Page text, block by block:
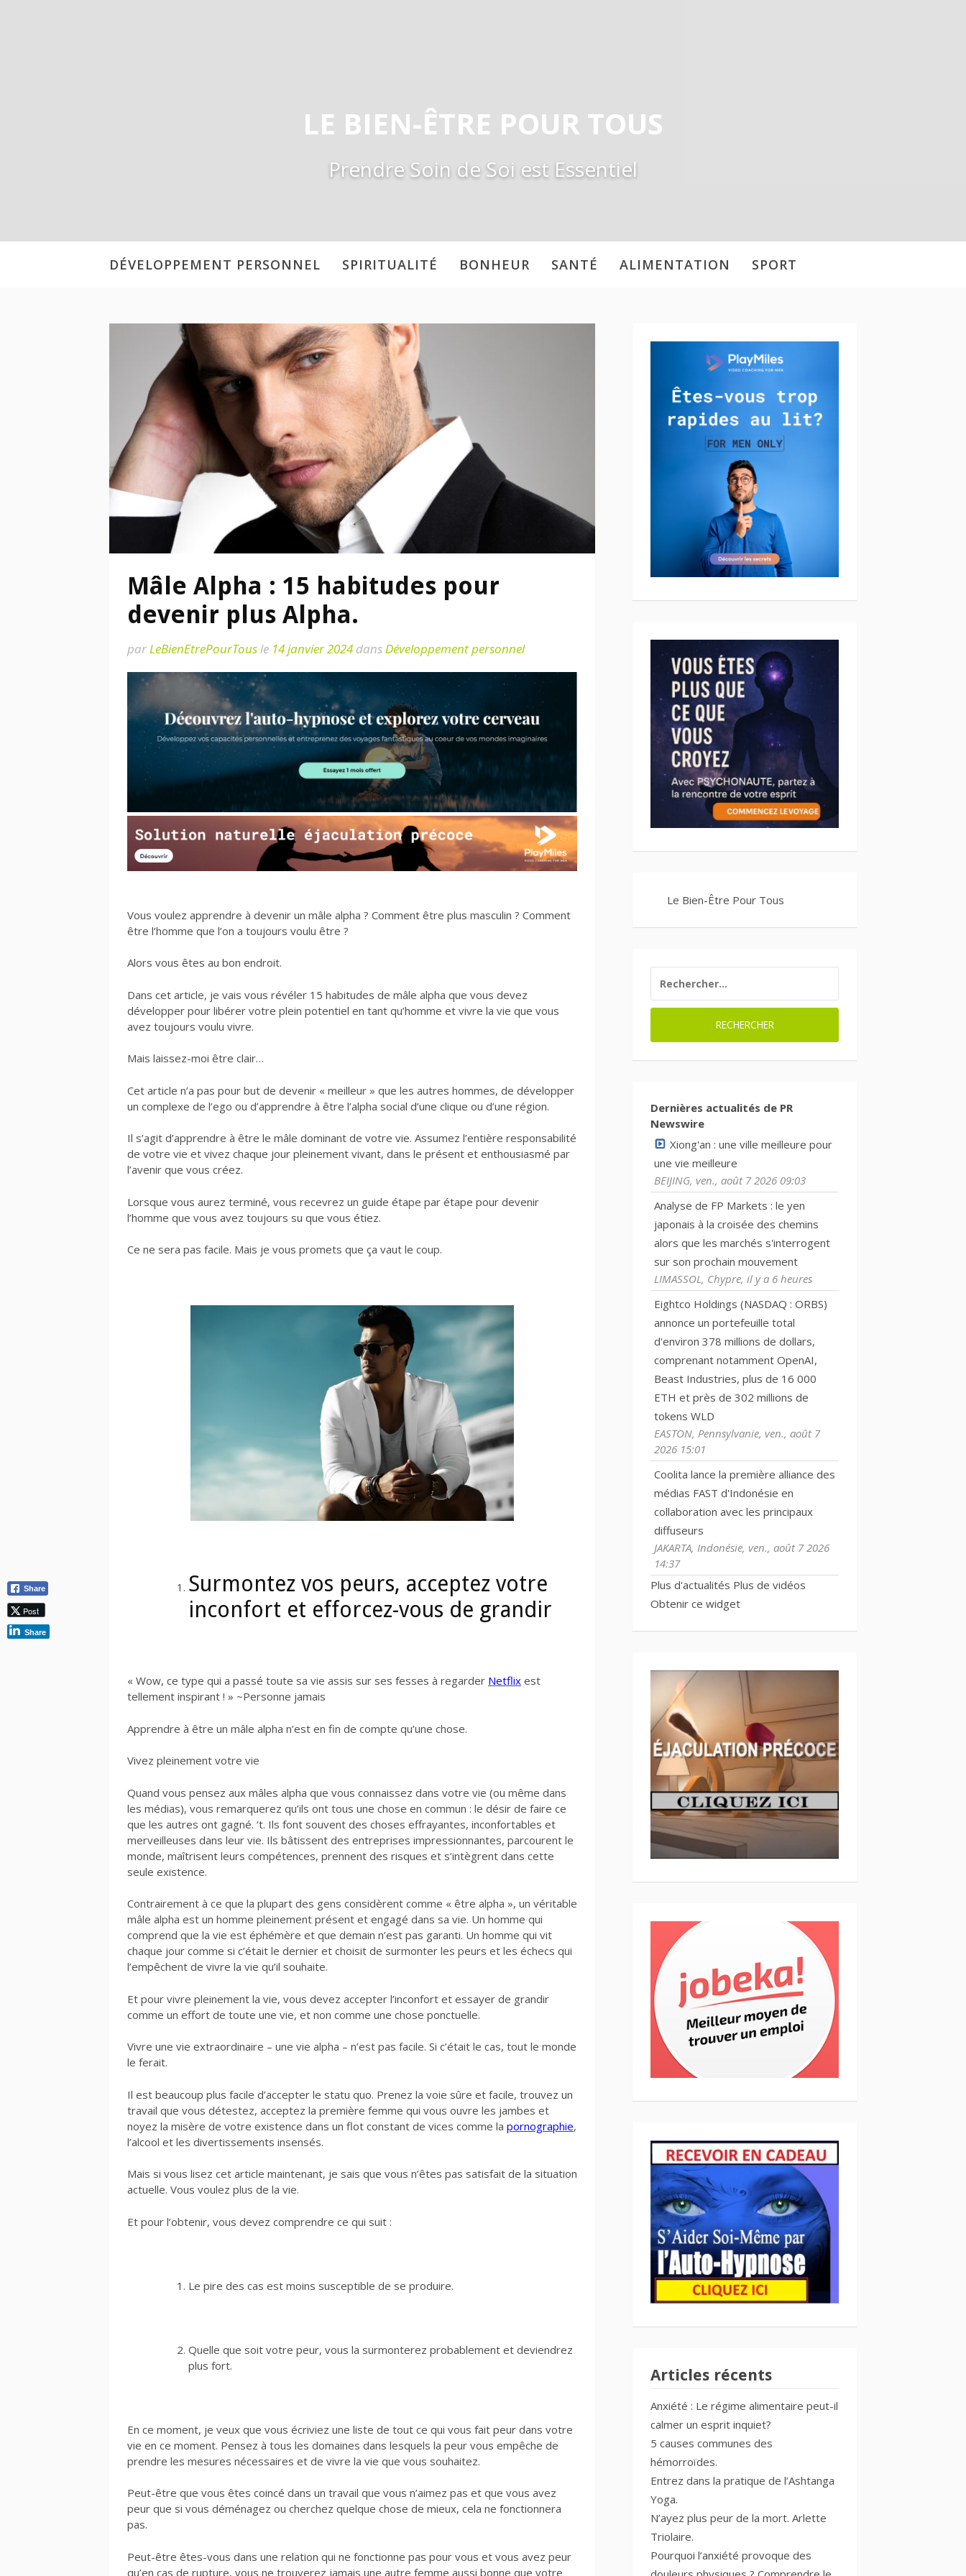
LE BIEN-ÊTRE POUR TOUS
Prendre Soin de Soi est Essentiel
DÉVELOPPEMENT PERSONNEL SPIRITUALITÉ BONHEUR SANTÉ ALIMENTATION SPORT
Mâle Alpha : 15 habitudes pour
devenir plus Alpha.
parLeBienEtrePourTousle 14 janvier 2024 dansDéveloppement personnel
Vous voulez apprendre à devenir un mâle alpha ? Comment être plus masculin ? Comment
être l’homme que l’on a toujours voulu être ?
Alors vous êtes au bon endroit.
Dans cet article, je vais vous révéler 15 habitudes de mâle alpha que vous devez
développer pour libérer votre plein potentiel en tant qu’homme et vivre la vie que vous
avez toujours voulu vivre.
Mais laissez-moi être clair…
Cet article n’a pas pour but de devenir « meilleur » que les autres hommes, de développer
un complexe de l’ego ou d’apprendre à être l’alpha social d’une clique ou d’une région.
Il s’agit d’apprendre à être le mâle dominant de votre vie. Assumez l’entière responsabilité
de votre vie et vivez chaque jour pleinement vivant, dans le présent et enthousiasmé par
l’avenir que vous créez.
Lorsque vous aurez terminé, vous recevrez un guide étape par étape pour devenir
l’homme que vous avez toujours su que vous étiez.
Ce ne sera pas facile. Mais je vous promets que ça vaut le coup.
Surmontez vos peurs, acceptez votre
inconfort et efforcez-vous de grandir
« Wow, ce type qui a passé toute sa vie assis sur ses fesses à regarder Netflix est
tellement inspirant ! » ~Personne jamais
Apprendre à être un mâle alpha n’est en fin de compte qu’une chose.
Vivez pleinement votre vie
Quand vous pensez aux mâles alpha que vous connaissez dans votre vie (ou même dans
les médias), vous remarquerez qu’ils ont tous une chose en commun : le désir de faire ce
que les autres ont gagné. ‘t. Ils font souvent des choses effrayantes, inconfortables et
merveilleuses dans leur vie. Ils bâtissent des entreprises impressionnantes, parcourent le
monde, maîtrisent leurs compétences, prennent des risques et s’intègrent dans cette
seule existence.
Contrairement à ce que la plupart des gens considèrent comme « être alpha », un véritable
mâle alpha est un homme pleinement présent et engagé dans sa vie. Un homme qui
comprend que la vie est éphémère et que demain n’est pas garanti. Un homme qui vit
chaque jour comme si c’était le dernier et choisit de surmonter les peurs et les échecs qui
l’empêchent de vivre la vie qu’il souhaite.
Et pour vivre pleinement la vie, vous devez accepter l’inconfort et essayer de grandir
comme un effort de toute une vie, et non comme une chose ponctuelle.
Vivre une vie extraordinaire – une vie alpha – n’est pas facile. Si c’était le cas, tout le monde
le ferait.
Il est beaucoup plus facile d’accepter le statu quo. Prenez la voie sûre et facile, trouvez un
travail que vous détestez, acceptez la première femme qui vous ouvre les jambes et
noyez la misère de votre existence dans un flot constant de vices comme la pornographie,
l’alcool et les divertissements insensés.
Mais si vous lisez cet article maintenant, je sais que vous n’êtes pas satisfait de la situation
actuelle. Vous voulez plus de la vie.
Et pour l’obtenir, vous devez comprendre ce qui suit :
Le pire des cas est moins susceptible de se produire.
Quelle que soit votre peur, vous la surmonterez probablement et deviendrez
plus fort.
En ce moment, je veux que vous écriviez une liste de tout ce qui vous fait peur dans votre
vie en ce moment. Pensez à tous les domaines dans lesquels la peur vous empêche de
prendre les mesures nécessaires et de vivre la vie que vous souhaitez.
Peut-être que vous êtes coincé dans un travail que vous n’aimez pas et que vous avez
peur que si vous déménagez ou cherchez quelque chose de mieux, cela ne fonctionnera
pas.
Peut-être êtes-vous dans une relation qui ne fonctionne pas pour vous et vous avez peur
qu’en cas de rupture, vous ne trouverez jamais une autre femme aussi bonne que votre
Le Bien-Être Pour Tous
Dernières actualités de PR
Newswire
Xiong'an : une ville meilleure pour
une vie meilleure
BEIJING, ven., août 7 2026 09:03
Analyse de FP Markets : le yen
japonais à la croisée des chemins
alors que les marchés s'interrogent
sur son prochain mouvement
LIMASSOL, Chypre, il y a 6 heures
Eightco Holdings (NASDAQ : ORBS)
annonce un portefeuille total
d'environ 378 millions de dollars,
comprenant notamment OpenAI,
Beast Industries, plus de 16 000
ETH et près de 302 millions de
tokens WLD
EASTON, Pennsylvanie, ven., août 7
2026 15:01
Coolita lance la première alliance des
médias FAST d'Indonésie en
collaboration avec les principaux
diffuseurs
JAKARTA, Indonésie, ven., août 7 2026
14:37
Plus d'actualités Plus de vidéos
Obtenir ce widget
Articles récents
Anxiété : Le régime alimentaire peut-il
calmer un esprit inquiet?
5 causes communes des
hémorroïdes.
Entrez dans la pratique de l’Ashtanga
Yoga.
N’ayez plus peur de la mort. Arlette
Triolaire.
Pourquoi l’anxiété provoque des
Share
Post
Share